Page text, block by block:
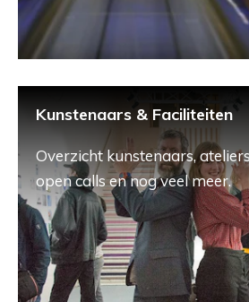
Kunstenaars & Faciliteiten
Overzicht kunstenaars,
open calls en nog veel meer.